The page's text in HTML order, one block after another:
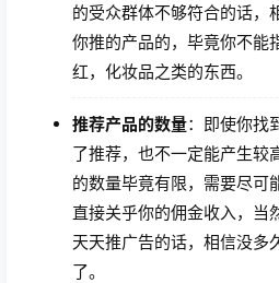
的受众群体不够符合的话，
你推的产品的，毕竟你不能
红，化妆品之类的东西。
推荐产品的数量：即使你找
了推荐，也不一定能产生较
的数量毕竟有限，需要尽可
直接关乎你的佣金收入，当
天天推广告的话，相信没多
了。